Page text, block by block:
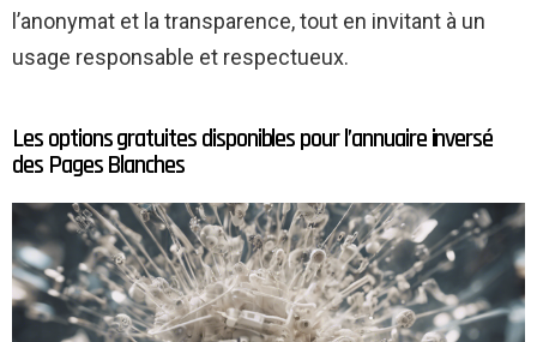
l’anonymat et la transparence, tout en invitant à un
usage responsable et respectueux.
Les options gratuites disponibles pour l’annuaire inversé
des Pages Blanches